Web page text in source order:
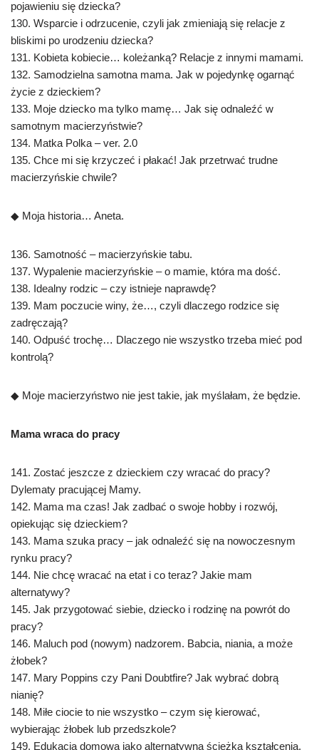
pojawieniu się dziecka?
130. Wsparcie i odrzucenie, czyli jak zmieniają się relacje z
bliskimi po urodzeniu dziecka?
131. Kobieta kobiecie… koleżanką? Relacje z innymi mamami.
132. Samodzielna samotna mama. Jak w pojedynkę ogarnąć
życie z dzieckiem?
133. Moje dziecko ma tylko mamę… Jak się odnaleźć w
samotnym macierzyństwie?
134. Matka Polka – ver. 2.0
135. Chce mi się krzyczeć i płakać! Jak przetrwać trudne
macierzyńskie chwile?
◆ Moja historia… Aneta.
136. Samotność – macierzyńskie tabu.
137. Wypalenie macierzyńskie – o mamie, która ma dość.
138. Idealny rodzic – czy istnieje naprawdę?
139. Mam poczucie winy, że…, czyli dlaczego rodzice się
zadręczają?
140. Odpuść trochę… Dlaczego nie wszystko trzeba mieć pod
kontrolą?
◆ Moje macierzyństwo nie jest takie, jak myślałam, że będzie.
Mama wraca do pracy
141. Zostać jeszcze z dzieckiem czy wracać do pracy?
Dylematy pracującej Mamy.
142. Mama ma czas! Jak zadbać o swoje hobby i rozwój,
opiekując się dzieckiem?
143. Mama szuka pracy – jak odnaleźć się na nowoczesnym
rynku pracy?
144. Nie chcę wracać na etat i co teraz? Jakie mam
alternatywy?
145. Jak przygotować siebie, dziecko i rodzinę na powrót do
pracy?
146. Maluch pod (nowym) nadzorem. Babcia, niania, a może
żłobek?
147. Mary Poppins czy Pani Doubtfire? Jak wybrać dobrą
nianię?
148. Miłe ciocie to nie wszystko – czym się kierować,
wybierając żłobek lub przedszkole?
149. Edukacja domowa jako alternatywna ścieżka kształcenia.